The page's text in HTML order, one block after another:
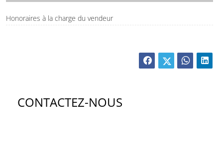
Honoraires à la charge du vendeur
CONTACTEZ-NOUS